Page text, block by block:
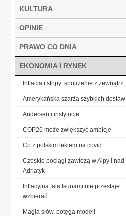
KULTURA
OPINIE
PRAWO CO DNIA
EKONOMIA I RYNEK
Inflacja i stopy: spojrzenie z zewnątrz
Amerykańska szarża szybkich dostaw
Andersen i instytucje
COP26 może zwiększyć ambicje
Co z polskim lekiem na covid
Czeskie pociągi zawiozą w Alpy i nad
Adriatyk
Inflacyjna fala tsunami nie przestaje
wzbierać
Magia słów, potęga modeli